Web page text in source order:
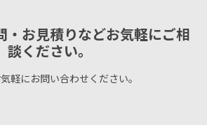
・お見積りなどお気軽にご相
談ください。
軽にお問い合わせください。